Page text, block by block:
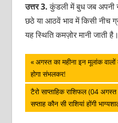
उत्तर 3.कुंडली में बुध जब अपनी
छठे या आठवें भाव में किसी नीच
यह स्थिति कमज़ोर मानी जाती है।
पोस्ट
नेविगेशन
Previous
Post:
अगस्त का महीना इन मूलांक
होगा संभलकर!
Next
Post:
टैरो साप्ताहिक राशिफल (04
सप्ताह कौन सी राशियां होंगी